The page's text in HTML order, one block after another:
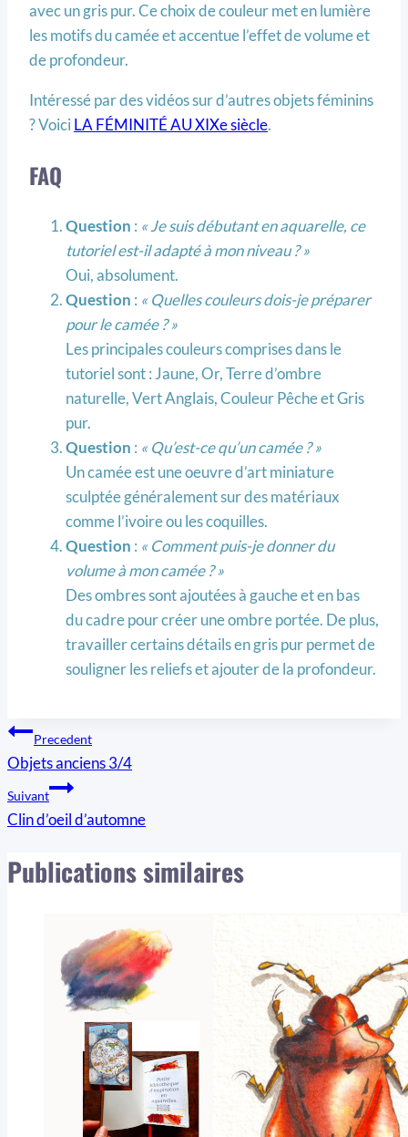
avec un gris pur. Ce choix de couleur met en lumière
les motifs du camée et accentue l’effet de volume et
de profondeur.
Intéressé par des vidéos sur d’autres objets féminins
? VoiciLA FÉMINITÉ AU XIXe siècle.
FAQ
Question : « Je suis débutant en aquarelle, ce
tutoriel est-il adapté à mon niveau ? »
Oui, absolument.
Question : « Quelles couleurs dois-je préparer
pour le camée ? »
Les principales couleurs comprises dans le
tutoriel sont : Jaune, Or, Terre d’ombre
naturelle, Vert Anglais, Couleur Pêche et Gris
pur.
Question : « Qu’est-ce qu’un camée ? »
Un camée est une oeuvre d’art miniature
sculptée généralement sur des matériaux
comme l’ivoire ou les coquilles.
Question : « Comment puis-je donner du
volume à mon camée ? »
Des ombres sont ajoutées à gauche et en bas
du cadre pour créer une ombre portée. De plus,
travailler certains détails en gris pur permet de
souligner les reliefs et ajouter de la profondeur.
Navigation
de
l’article
Precedent
Objets anciens 3/4
Suivant
Clin d’oeil d’automne
Publications similaires